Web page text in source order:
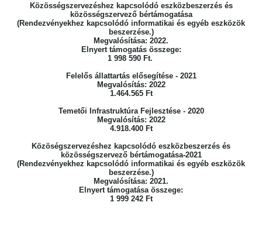
Közösségszervezéshez kapcsolódó eszközbeszerzés és
közösségszervező bértámogatása
(Rendezvényekhez kapcsolódó informatikai és egyéb eszközök
beszerzése.)
Megvalósítása: 2022.
Elnyert támogatás összege:
1 998 590 Ft.
Felelős állattartás elősegítése - 2021
Megvalósítás: 2022
1.464.565 Ft
Temetői Infrastruktúra Fejlesztése - 2020
Megvalósítás: 2022
4.918.400 Ft
Közöségszervezéshez kapcsolódó eszközbeszerzés és
közösségszervező bértámogatása-2021
(Rendezvényekhez kapcsolódó informatikai és egyéb eszközök
beszerzése.)
Megvalósítása: 2021.
Elnyert támogatása összege:
1 999 242 Ft